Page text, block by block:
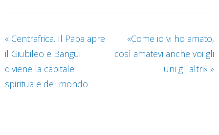
« Centrafrica. Il Papa apre
il Giubileo e Bangui
diviene la capitale
spirituale del mondo
«Come io vi ho amato,
così amatevi anche voi gli
uni gli altri» »